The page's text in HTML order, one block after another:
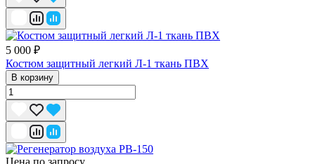
5 000 ₽
Костюм защитный легкий Л-1 ткань ПВХ
В корзину